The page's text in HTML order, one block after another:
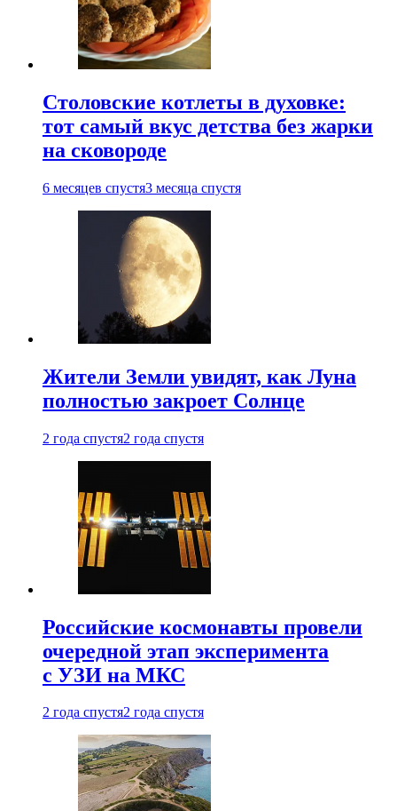
Столовские котлеты в духовке:
тот самый вкус детства без жарки
на сковороде
6 месяцев спустя3 месяца спустя
Жители Земли увидят, как Луна
полностью закроет Солнце
2 года спустя2 года спустя
Российские космонавты провели
очередной этап эксперимента
с УЗИ на МКС
2 года спустя2 года спустя